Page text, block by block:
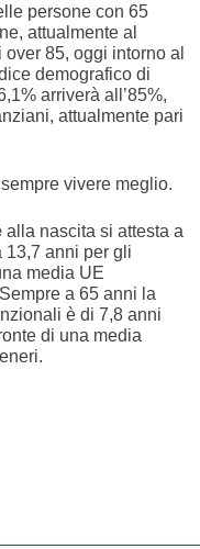
persone con 65
attualmente al
85, oggi intorno al
demografico di
arriverà all’85%,
attualmente pari
vivere meglio.
alla nascita si attesta a
13,7 anni per gli
media UE
a 65 anni la
è di 7,8 anni
di una media